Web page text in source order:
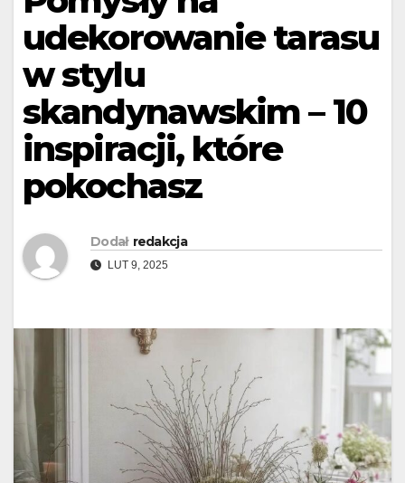
udekorowanie tarasu
w stylu
skandynawskim – 10
inspiracji, które
pokochasz
Dodał redakcja
LUT 9, 2025